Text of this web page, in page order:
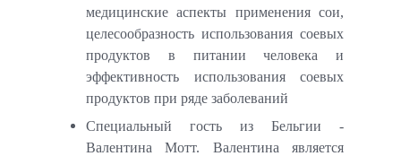
медицинские аспекты применения сои,
целесообразность использования соевых
продуктов в питании человека и
эффективность использования соевых
продуктов при ряде заболеваний
Специальный гость из Бельгии -
Валентина Мотт. Валентина является